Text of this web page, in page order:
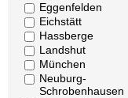
Eggenfelden
Eichstätt
Hassberge
Landshut
München
Neuburg-
Schrobenhausen